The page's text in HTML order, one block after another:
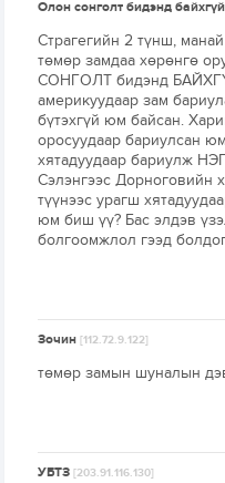
Олон сонголт бидэнд
Страгегийн 2 түнш,
төмөр замдаа хөрөнгө
СОНГОЛТ бидэнд
америкуудаар зам
бүтэхгүй юм байсан.
оросуудаар бариулсан
хятадуудаар бариулж
Сэлэнгээс Дорноговийн
түүнээс урагш
юм биш үү? Бас элдэв
болгоомжлол гээд
Зочин[112.72.9.122]
төмөр замын шуналын
УБТЗ[203.91.116.130]